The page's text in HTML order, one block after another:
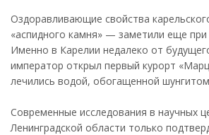
Оздоравливающие свойства
«аспидного камня» — заметили еще при
Именно в Карелии недалеко от
император открыл первый курорт
лечились водой, обогащенной
Современные исследования в научных
Ленинградской области только